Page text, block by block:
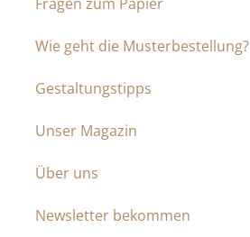
Wie geht die Musterbestellung?
Gestaltungstipps
Unser Magazin
Über uns
Newsletter bekommen